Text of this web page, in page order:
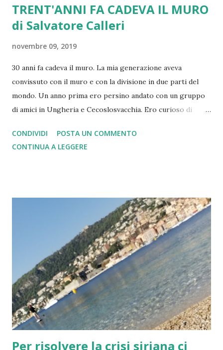
TRENT'ANNI FA CADEVA IL MURO
di Salvatore Calleri
novembre 09, 2019
30 anni fa cadeva il muro. La mia generazione aveva
convissuto con il muro e con la divisione in due parti del
mondo. Un anno prima ero persino andato con un gruppo
di amici in Ungheria e Cecoslosvacchia. Ero curioso di
eccezionale. Un evento di massa. È stata pura euforia
collettiva. Persino i mafiosi o presunti tali eran felici... In
di analisi va fatta... E purtroppo non sono tutte rose e fiori.
Il mondo a est, è bene esser chiari, era un mondo
sicuramente con dei pregi ma si stava peggio. Il mondo ad
ovest era migliore si stava meglio perché c'era pure lo
spauracchio dell'est. Caduto il muro e passata l'euforia ci
siam beccati il turbo capitalismo e ci siamo impoveriti.
Caduto il muro poteva nascere l'Europa unita... Invec...
CONDIVIDI
POSTA UN COMMENTO
CONTINUA A LEGGERE
Per risolvere la crisi siriana ci